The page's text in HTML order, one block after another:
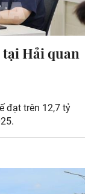
Hải quan
đạt trên 12,7 tỷ